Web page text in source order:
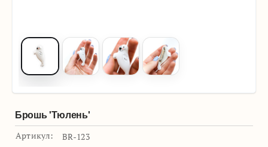
Брошь 'Тюлень'
Артикул: BR-123